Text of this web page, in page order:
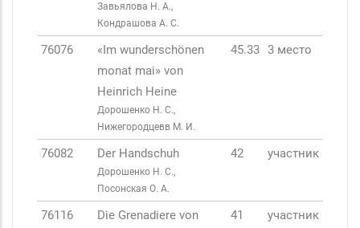
Завьялова Н. А.,
Кондрашова А. С.
76076
«Im wunderschönen
monat mai» von
Heinrich Heine
Дорошенко Н. С.,
Нижегородцевв М. И.
45.33 3 место
76082 Der Handschuh
Дорошенко Н. С.,
Посонская О. А.
42 участник
76116
Die Grenadiere von
41 участник